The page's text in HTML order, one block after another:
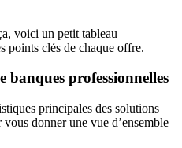
voici un petit tableau
points clés de chaque offre.
banques professionnelles
principales des solutions
donner une vue d’ensemble